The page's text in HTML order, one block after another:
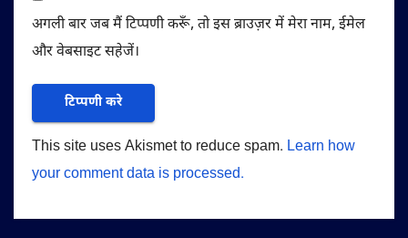
अगली बार जब मैं टिप्पणी करूँ, तो इस ब्राउज़र में मेरा नाम, ईमेल
और वेबसाइट सहेजें।
This site uses Akismet to reduce spam. Learn how
your comment data is processed.